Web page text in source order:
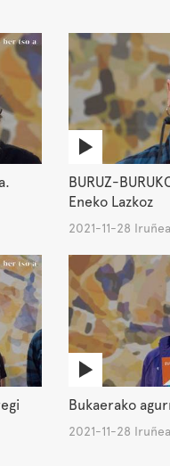
BURUZ-
Eneko Lazkoz
2021-11-28 Iruñea
Bukaerako
2021-11-28 Iruñea